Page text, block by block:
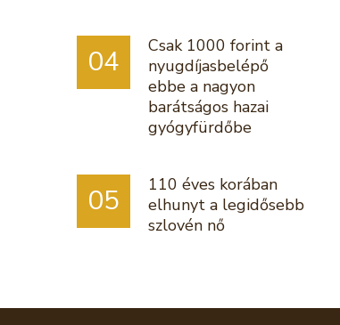
04
Csak 1000 forint a
nyugdíjasbelépő
ebbe a nagyon
barátságos hazai
gyógyfürdőbe
05
110 éves korában
elhunyt a legidősebb
szlovén nő